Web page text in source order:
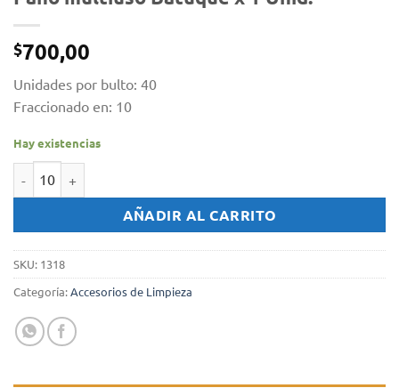
$700,00
Unidades por bulto: 40
Fraccionado en: 10
Hay existencias
Paño multiuso Batuque x 1 Unid. cantidad
AÑADIR AL CARRITO
SKU: 1318
Categoría:Accesorios de Limpieza